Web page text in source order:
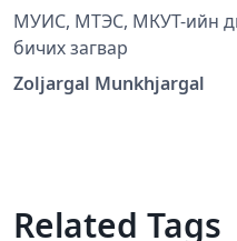
МУИС, МТЭС, МКУТ-ийн
бичих загвар
Zoljargal Munkhjargal
Related Tags